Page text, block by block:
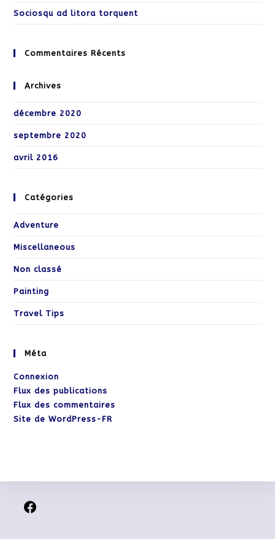
Sociosqu ad litora torquent
Commentaires Récents
Archives
décembre 2020
septembre 2020
avril 2016
Catégories
Adventure
Miscellaneous
Non classé
Painting
Travel Tips
Méta
Connexion
Flux des publications
Flux des commentaires
Site de WordPress-FR